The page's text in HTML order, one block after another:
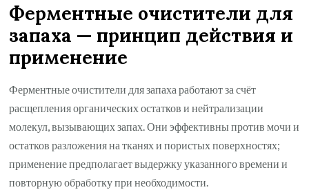
Ферментные очистители для
запаха — принцип действия и
применение
Ферментные очистители для запаха работают за счёт
расщепления органических остатков и нейтрализации
молекул, вызывающих запах. Они эффективны против мочи и
остатков разложения на тканях и пористых поверхностях;
применение предполагает выдержку указанного времени и
повторную обработку при необходимости.